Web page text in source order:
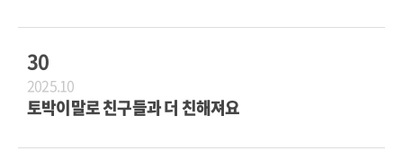
30
2025.10
토박이말로 친구들과 더 친해져요